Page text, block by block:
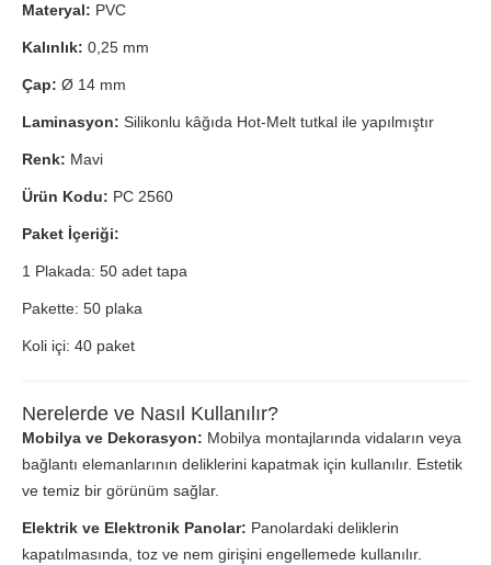
Materyal: PVC
Kalınlık: 0,25 mm
Çap: Ø 14 mm
Laminasyon: Silikonlu kâğıda Hot-Melt tutkal ile yapılmıştır
Renk: Mavi
Ürün Kodu: PC 2560
Paket İçeriği:
1 Plakada: 50 adet tapa
Pakette: 50 plaka
Koli içi: 40 paket
Nerelerde ve Nasıl Kullanılır?
Mobilya ve Dekorasyon: Mobilya montajlarında vidaların veya
bağlantı elemanlarının deliklerini kapatmak için kullanılır. Estetik
ve temiz bir görünüm sağlar.
Elektrik ve Elektronik Panolar: Panolardaki deliklerin
kapatılmasında, toz ve nem girişini engellemede kullanılır.